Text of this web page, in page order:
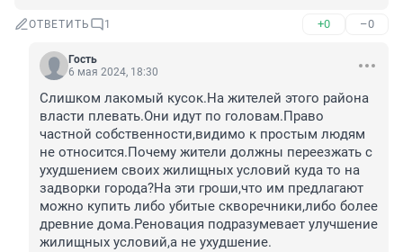
ОТВЕТИТЬ 1 +0 –0
Гость
6 мая 2024, 18:30
Слишком лакомый кусок.На жителей этого района
власти плевать.Они идут по головам.Право
частной собственности,видимо к простым людям
не относится.Почему жители должны переезжать с
ухудшением своих жилищных условий куда то на
задворки города?На эти гроши,что им предлагают
можно купить либо убитые скворечники,либо более
древние дома.Реновация подразумевает улучшение
жилищных условий,а не ухудшение.